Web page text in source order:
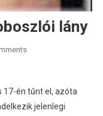
lány
17-én tűnt el, azóta
jelenlegi